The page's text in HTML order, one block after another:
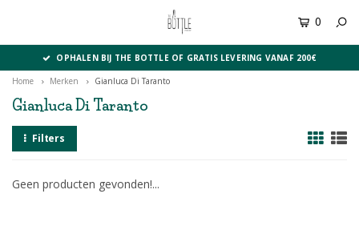
0
OPHALEN BIJ THE BOTTLE OF GRATIS LEVERING VANAF 200€
Home Merken Gianluca Di Taranto
Gianluca Di Taranto
Filters
Geen producten gevonden!...